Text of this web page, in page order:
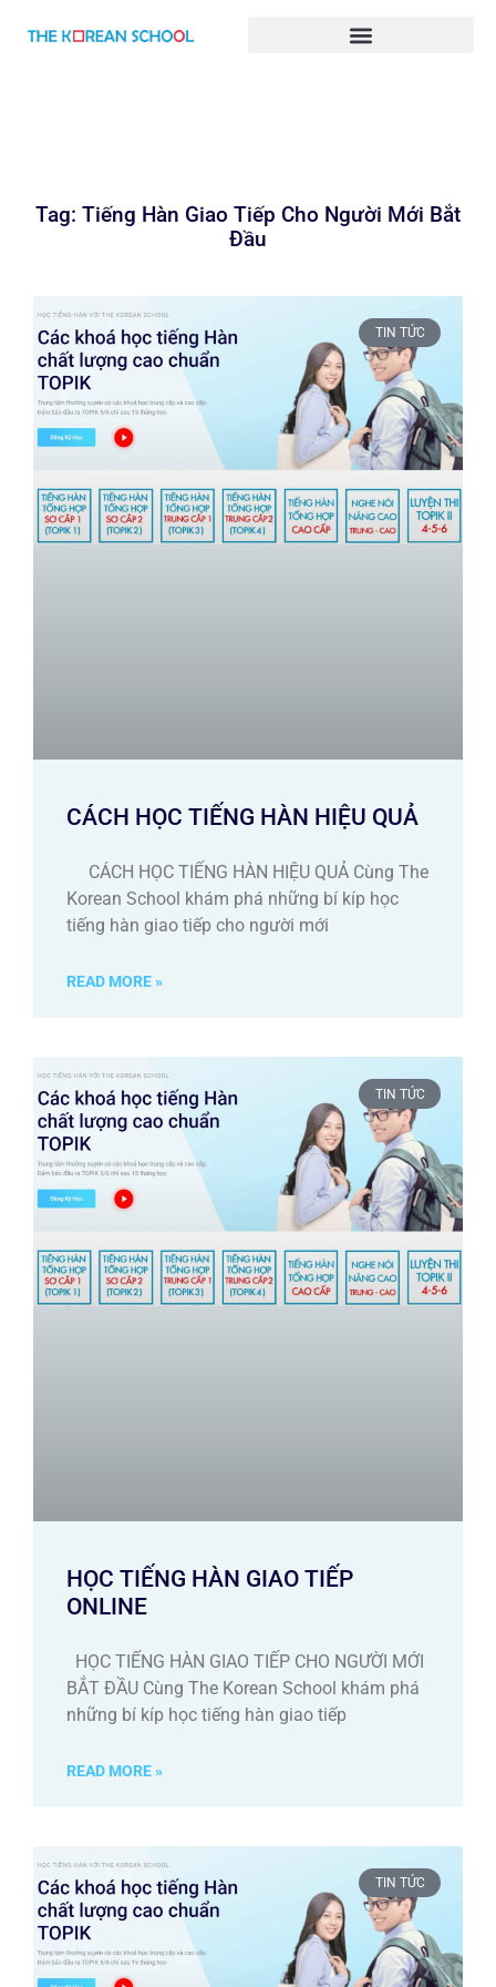
Tag: Tiếng Hàn Giao Tiếp Cho Người Mới Bắt
Đầu
TIN TỨC
CÁCH HỌC TIẾNG HÀN HIỆU QUẢ
CÁCH HỌC TIẾNG HÀN HIỆU QUẢ Cùng The
Korean School khám phá những bí kíp học
tiếng hàn giao tiếp cho người mới
READ MORE »
TIN TỨC
HỌC TIẾNG HÀN GIAO TIẾP
ONLINE
HỌC TIẾNG HÀN GIAO TIẾP CHO NGƯỜI MỚI
BẮT ĐẦU Cùng The Korean School khám phá
những bí kíp học tiếng hàn giao tiếp
READ MORE »
TIN TỨC